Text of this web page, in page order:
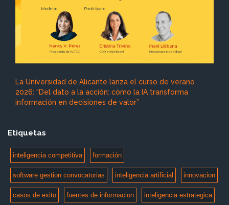
La Universidad de Alicante lanza el curso de verano
2026: “Del dato a la acción: cómo la IA transforma
información en decisiones de valor”
Etiquetas
inteligencia competitiva formación
software gestion convocatorias inteligencia artificial innovacion
casos de exito fuentes de informacion inteligencia estrategica